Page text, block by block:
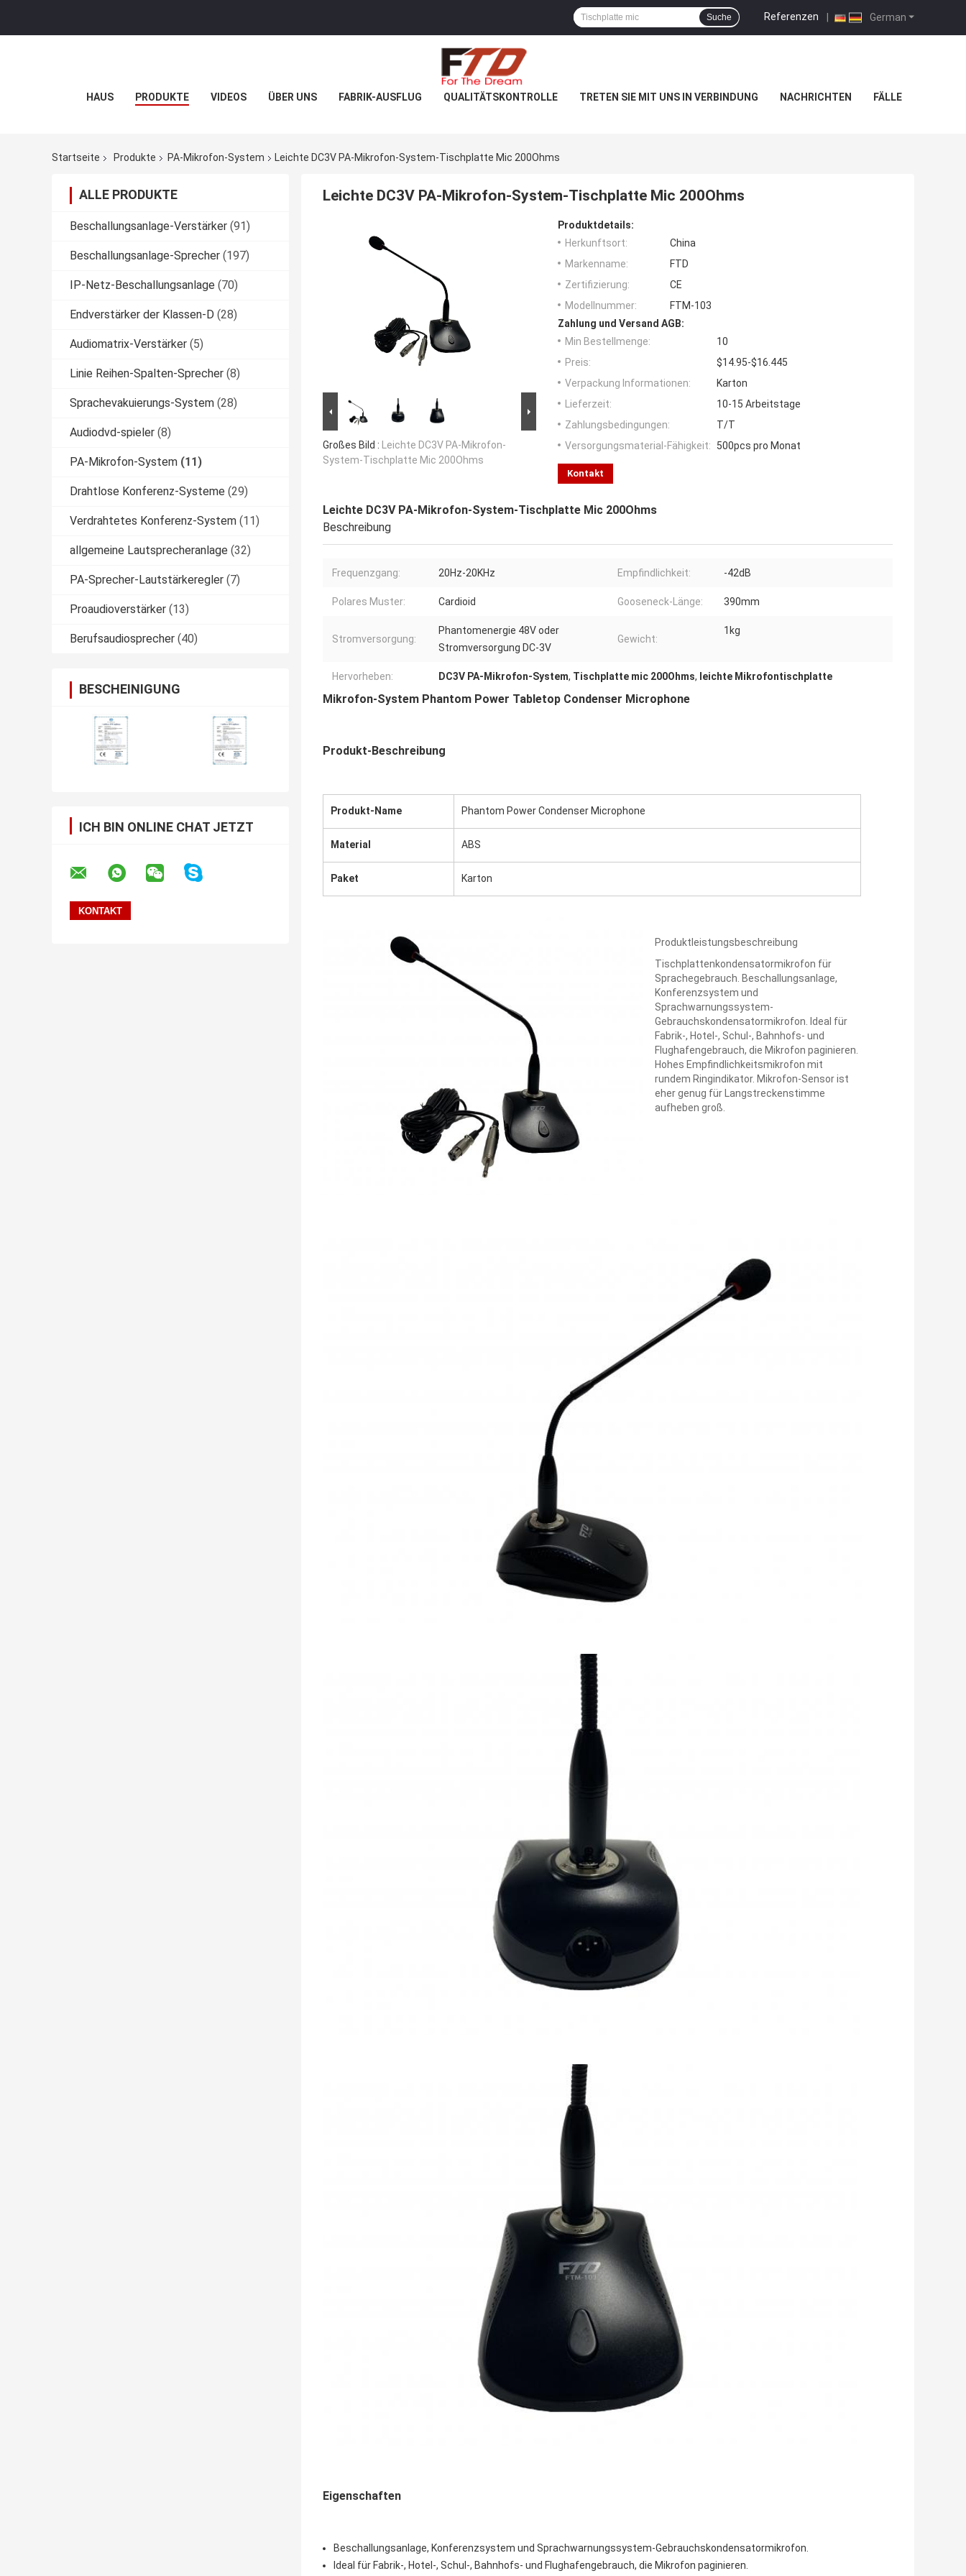
German
Referenzen |
Suche
HAUS PRODUKTE VIDEOS ÜBER UNS FABRIK-AUSFLUG QUALITÄTSKONTROLLE TRETEN SIE MIT UNS IN VERBINDUNG NACHRICHTEN FÄLLE
Startseite Produkte PA-Mikrofon-System Leichte DC3V PA-Mikrofon-System-Tischplatte Mic 200Ohms
ALLE PRODUKTE
Beschallungsanlage-Verstärker (91)
Beschallungsanlage-Sprecher (197)
IP-Netz-Beschallungsanlage (70)
Endverstärker der Klassen-D (28)
Audiomatrix-Verstärker (5)
Linie Reihen-Spalten-Sprecher (8)
Sprachevakuierungs-System (28)
Audiodvd-spieler (8)
PA-Mikrofon-System (11)
Drahtlose Konferenz-Systeme (29)
Verdrahtetes Konferenz-System (11)
allgemeine Lautsprecheranlage (32)
PA-Sprecher-Lautstärkeregler (7)
Proaudioverstärker (13)
Berufsaudiosprecher (40)
BESCHEINIGUNG
ICH BIN ONLINE CHAT JETZT
Leichte DC3V PA-Mikrofon-System-Tischplatte Mic 200Ohms
Großes Bild : Leichte DC3V PA-Mikrofon-
System-Tischplatte Mic 200Ohms
Produktdetails:
Herkunftsort:
China
Markenname:
FTD
Zertifizierung:
CE
Modellnummer:
FTM-103
Zahlung und Versand AGB:
Min Bestellmenge:
10
Preis:
$14.95-$16.445
Verpackung Informationen:
Karton
Lieferzeit:
10-15 Arbeitstage
Zahlungsbedingungen:
T/T
Versorgungsmaterial-Fähigkeit:
500pcs pro Monat
Kontakt
Leichte DC3V PA-Mikrofon-System-Tischplatte Mic 200Ohms
Beschreibung
Frequenzgang: 20Hz-20KHz Empfindlichkeit: -42dB
Polares Muster: Cardioid Gooseneck-Länge: 390mm
Stromversorgung:
Phantomenergie 48V oder
Stromversorgung DC-3V
Gewicht:
1kg
Hervorheben: DC3V PA-Mikrofon-System, Tischplatte mic 200Ohms, leichte Mikrofontischplatte
Mikrofon-System Phantom Power Tabletop Condenser Microphone
Produkt-Beschreibung
Produkt-Name Phantom Power Condenser Microphone
Material ABS
Paket Karton
Produktleistungsbeschreibung
Tischplattenkondensatormikrofon für
Sprachegebrauch. Beschallungsanlage,
Konferenzsystem und
Sprachwarnungssystem-
Gebrauchskondensatormikrofon. Ideal für
Fabrik-, Hotel-, Schul-, Bahnhofs- und
Flughafengebrauch, die Mikrofon paginieren.
Hohes Empfindlichkeitsmikrofon mit
rundem Ringindikator. Mikrofon-Sensor ist
eher genug für Langstreckenstimme
aufheben groß.
Eigenschaften
Beschallungsanlage, Konferenzsystem und Sprachwarnungssystem-Gebrauchskondensatormikrofon.
Ideal für Fabrik-, Hotel-, Schul-, Bahnhofs- und Flughafengebrauch, die Mikrofon paginieren.